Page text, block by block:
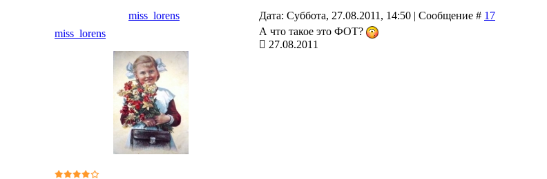
miss_lorens Дата: Суббота, 27.08.2011, 14:50 | Сообщение # 17
miss_lorens
А что такое это ФОТ?
27.08.2011